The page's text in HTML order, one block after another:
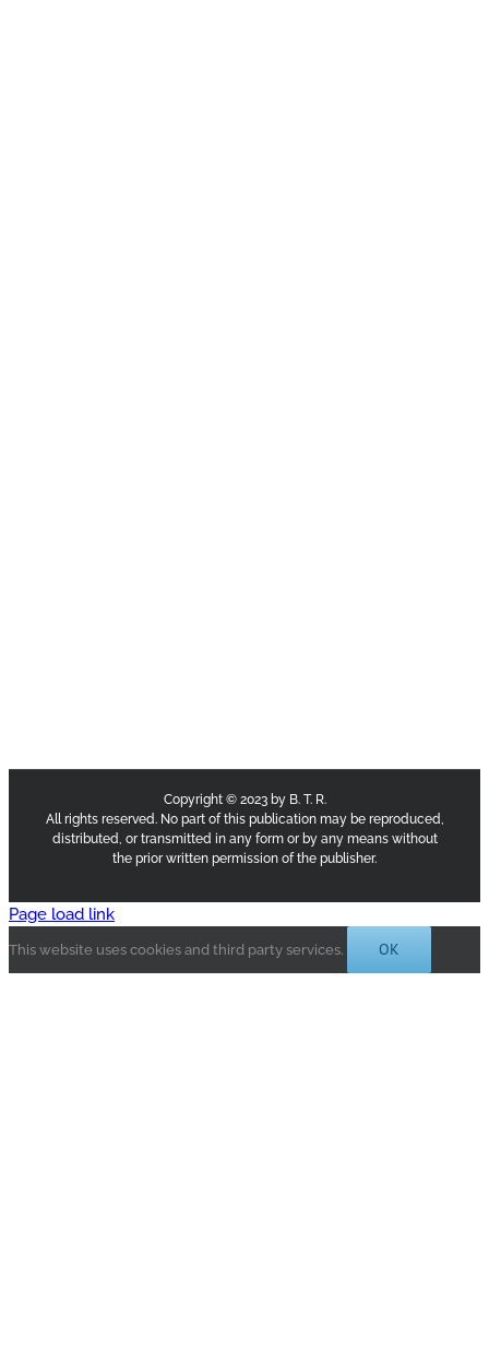
Copyright © 2023 by B. T. R.
All rights reserved. No part of this publication may be reproduced,
distributed, or transmitted in any form or by any means without
the prior written permission of the publisher.
Page load link
This website uses cookies and third party services. OK